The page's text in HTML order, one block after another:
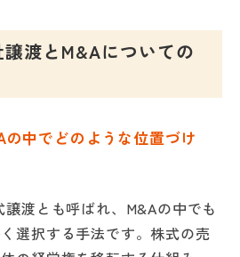
譲渡とM&Aについての
中でどのような位置づけ
渡とも呼ばれ、M&Aの中でも
選択する手法です。株式の売